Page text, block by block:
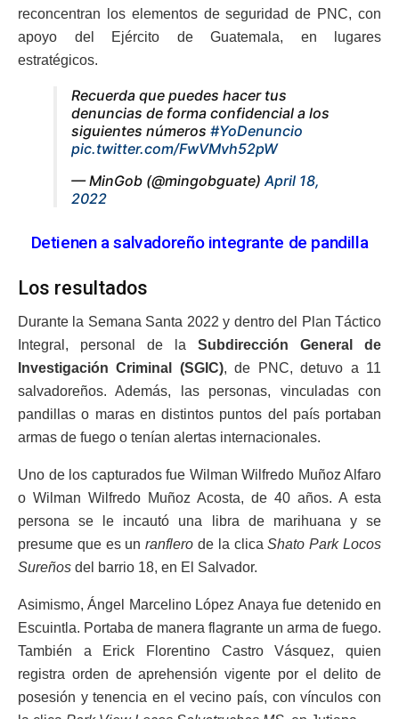
reconcentran los elementos de seguridad de PNC, con
apoyo del Ejército de Guatemala, en lugares
estratégicos.
Recuerda que puedes hacer tus
denuncias de forma confidencial a los
siguientes números #YoDenuncio
pic.twitter.com/FwVMvh52pW
— MinGob (@mingobguate)April 18,
2022
Detienen a salvadoreño integrante de pandilla
Los resultados
Durante la Semana Santa 2022 y dentro del Plan Táctico
Integral, personal de la Subdirección General de
Investigación Criminal (SGIC), de PNC, detuvo a 11
salvadoreños. Además, las personas, vinculadas con
pandillas o maras en distintos puntos del país portaban
armas de fuego o tenían alertas internacionales.
Uno de los capturados fue Wilman Wilfredo Muñoz Alfaro
o Wilman Wilfredo Muñoz Acosta, de 40 años. A esta
persona se le incautó una libra de marihuana y se
presume que es unranflero de la clicaShato Park Locos
Sureños del barrio 18, en El Salvador.
Asimismo, Ángel Marcelino López Anaya fue detenido en
Escuintla. Portaba de manera flagrante un arma de fuego.
También a Erick Florentino Castro Vásquez, quien
registra orden de aprehensión vigente por el delito de
posesión y tenencia en el vecino país, con vínculos con